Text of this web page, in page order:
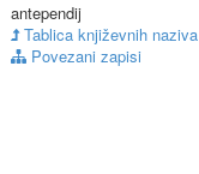
antependij
Tablica književnih naziva
Povezani zapisi